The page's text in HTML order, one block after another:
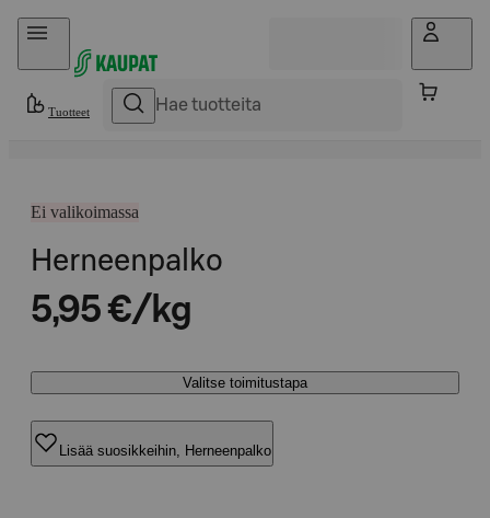
Hyppää sisältöön
Tuotteet
Ei valikoimassa
Herneenpalko
5,95 €/kg
Valitse toimitustapa
Lisää suosikkeihin, Herneenpalko